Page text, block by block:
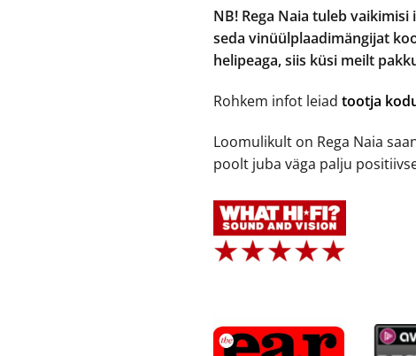
NB! Rega Naia tuleb
seda vinüülplaadimängijat
helipeaga, siis küsi meilt
Rohkem infot leiadtootja
Loomulikult on Rega Naia
poolt juba väga palju